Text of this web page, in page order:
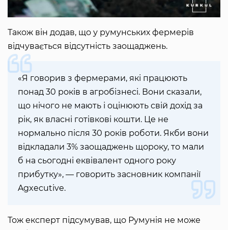
Також він додав, що у румунських фермерів
відчувається відсутність заощаджень.
«Я говорив з фермерами, які працюють
понад 30 років в агробізнесі. Вони сказали,
що нічого не мають і оцінюють свій дохід за
рік, як власні готівкові кошти. Це не
нормально після 30 років роботи. Якби вони
відкладали 3% заощаджень щороку, то мали
б на сьогодні еквівалент одного року
прибутку», — говорить засновник компанії
Agxecutive.
Тож експерт підсумував, що Румунія не може